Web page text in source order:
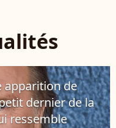
apparition de
dernier de la
ressemble